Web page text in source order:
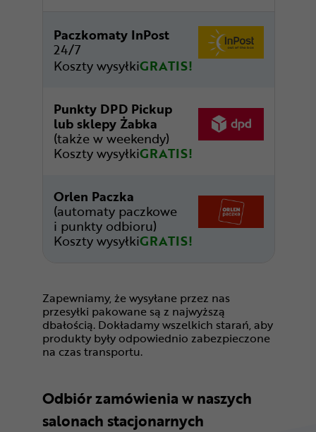
Paczkomaty InPost
24/7
Koszty wysyłkiGRATIS!
Punkty DPD Pickup
lub sklepy Żabka
(także w weekendy)
Koszty wysyłkiGRATIS!
Orlen Paczka
(automaty paczkowe
i punkty odbioru)
Koszty wysyłkiGRATIS!
Zapewniamy, że wysyłane przez nas
przesyłki pakowane są z najwyższą
dbałością. Dokładamy wszelkich starań, aby
produkty były odpowiednio zabezpieczone
na czas transportu.
Odbiór zamówienia w naszych
salonach stacjonarnych